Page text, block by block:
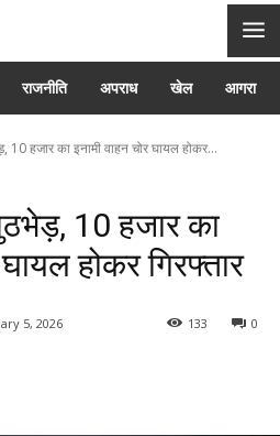
राजनीति अपराध खेल आगरा
हजार का इनामी वाहन चोर घायल होकर...
10 हजार का
होकर गिरफ्तार
5, 2026 0
133